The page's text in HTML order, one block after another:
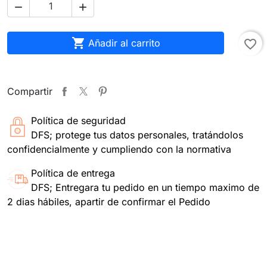
 
 Añadir al carrito favorite_border
Compartir
Política de seguridad
DFS; protege tus datos personales, tratándolos
confidencialmente y cumpliendo con la normativa
Política de entrega
DFS; Entregara tu pedido en un tiempo maximo de
2 dias hábiles, apartir de confirmar el Pedido